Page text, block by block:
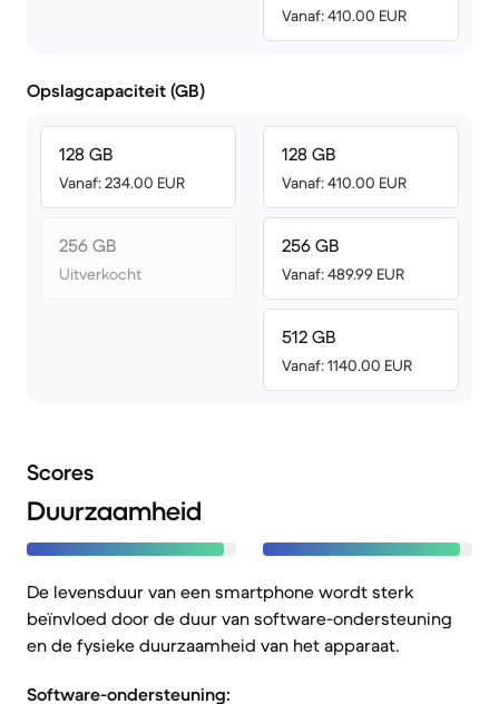
Vanaf: 410.00 EUR
Opslagcapaciteit (GB)
128 GB
Vanaf: 234.00 EUR
256 GB
Uitverkocht
128 GB
Vanaf: 410.00 EUR
256 GB
Vanaf: 489.99 EUR
512 GB
Vanaf: 1140.00 EUR
Scores
Duurzaamheid
De levensduur van een smartphone wordt sterk
beïnvloed door de duur van software-ondersteuning
en de fysieke duurzaamheid van het apparaat.
Software-ondersteuning: